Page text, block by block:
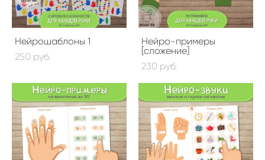
Нейрошаблоны 1
250 pуб.
Нейро-примеры
[сложение]
230 pуб.